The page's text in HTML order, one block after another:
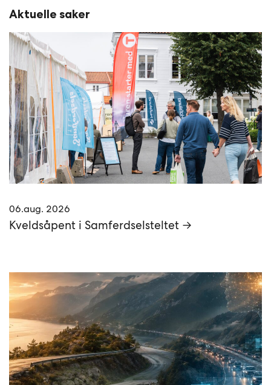
Aktuelle saker
06.aug. 2026
Kveldsåpent i Samferdselsteltet →